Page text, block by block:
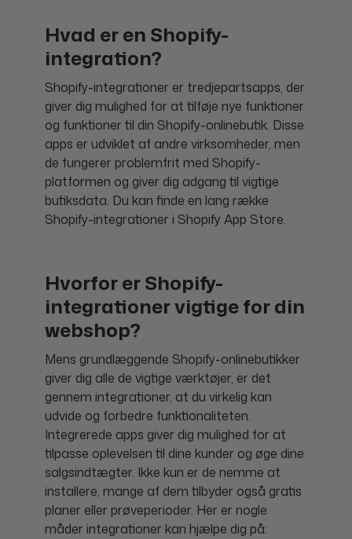
Hvad er en Shopify-
integration?
Shopify-integrationer er tredjepartsapps, der
giver dig mulighed for at tilføje nye funktioner
og funktioner til din Shopify-onlinebutik. Disse
apps er udviklet af andre virksomheder, men
de fungerer problemfrit med Shopify-
platformen og giver dig adgang til vigtige
butiksdata. Du kan finde en lang række
Shopify-integrationer i Shopify App Store.
Hvorfor er Shopify-
integrationer vigtige for din
webshop?
Mens grundlæggende Shopify-onlinebutikker
giver dig alle de vigtige værktøjer, er det
gennem integrationer, at du virkelig kan
udvide og forbedre funktionaliteten.
Integrerede apps giver dig mulighed for at
tilpasse oplevelsen til dine kunder og øge dine
salgsindtægter. Ikke kun er de nemme at
installere, mange af dem tilbyder også gratis
planer eller prøveperioder. Her er nogle
måder integrationer kan hjælpe dig på: